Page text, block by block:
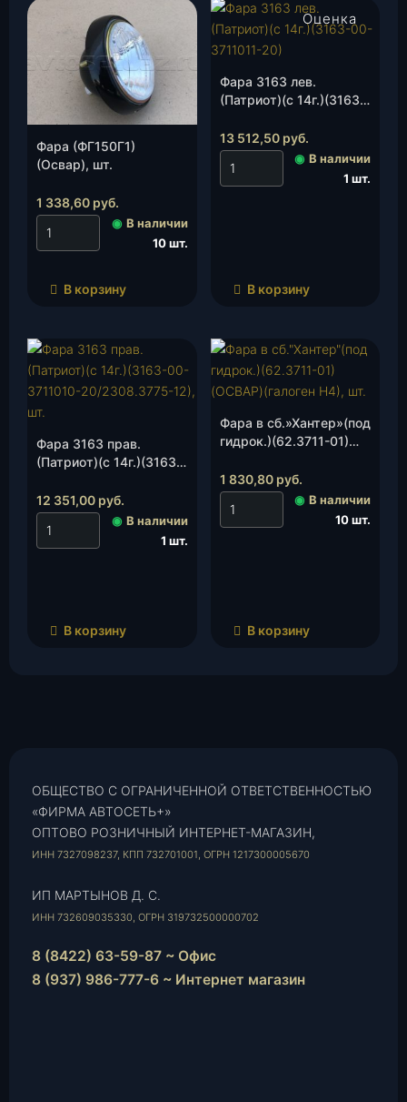
Фара (ФГ150Г1)
(Освар), шт.
1 338,60 руб.
◉ В наличии
10 шт.
В корзину
Фара 3163 лев.
(Патриот)(с 14г.)(3163-
20/2308.3775-11), шт.
Оценка
4.50из 5
13 512,50 руб.
◉ В наличии
1 шт.
В корзину
Фара 3163 прав.
(Патриот)(с 14г.)(3163-
20/2308.3775-12), шт.
12 351,00 руб.
◉ В наличии
1 шт.
В корзину
Фара в сб.»Хантер»(под
гидрок.)(62.3711-01)
шт.
1 830,80 руб.
◉ В наличии
10 шт.
В корзину
ОБЩЕСТВО С ОГРАНИЧЕННОЙ ОТВЕТСТВЕННОСТЬЮ
«ФИРМА АВТОСЕТЬ+»
ОПТОВО РОЗНИЧНЫЙ ИНТЕРНЕТ-МАГАЗИН,
ИНН 7327098237, КПП 732701001, ОГРН 1217300005670
ИП МАРТЫНОВ Д. С.
ИНН 732609035330, ОГРН 319732500000702
8 (8422) 63-59-87 ~ Офис
8 (937) 986-777-6 ~ Интернет магазин